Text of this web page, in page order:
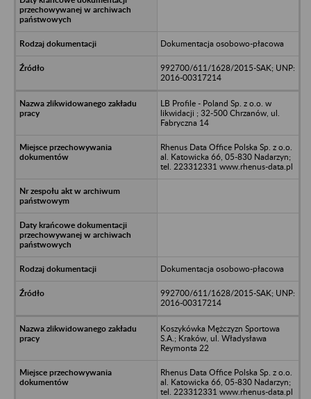
Dokumentacja osobowo-płacowa
992700/611/1628/2015-SAK; UNP:
2016-00317214
LB Profile - Poland Sp. z o.o. w
likwidacji ; 32-500 Chrzanów, ul.
Fabryczna 14
Rhenus Data Office Polska Sp. z o.o.
al. Katowicka 66, 05-830 Nadarzyn;
tel. 223312331 www.rhenus-data.pl
Dokumentacja osobowo-płacowa
992700/611/1628/2015-SAK; UNP:
2016-00317214
Koszykówka Mężczyzn Sportowa
S.A.; Kraków, ul. Władysława
Reymonta 22
Rhenus Data Office Polska Sp. z o.o.
al. Katowicka 66, 05-830 Nadarzyn;
tel. 223312331 www.rhenus-data.pl